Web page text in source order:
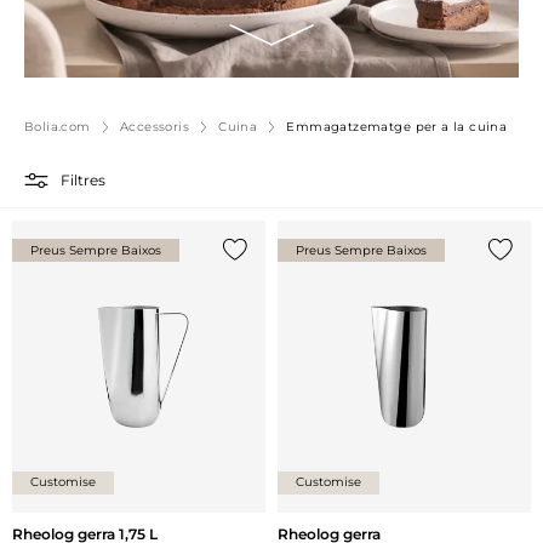
Bolia.com Accessoris Cuina Emmagatzematge per a la cuina
Filtres
Preus Sempre Baixos
Customise
Rheolog gerra 1,75 L
Preus Sempre Baixos
Customise
Rheolog gerra